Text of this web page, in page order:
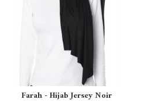
Farah - Hijab Jersey Noir